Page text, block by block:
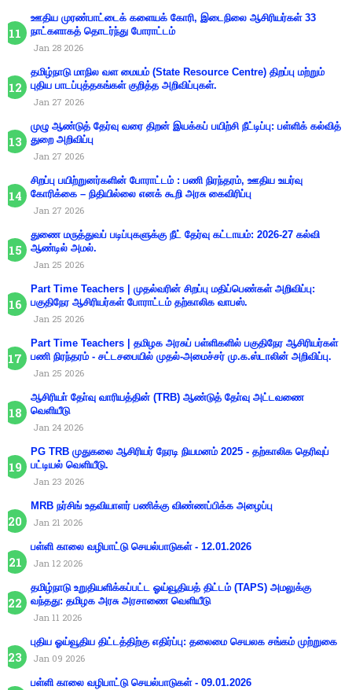
ஊதிய முரண்பாட்டைக் களையக் கோரி, இடைநிலை ஆசிரியர்கள் 33
நாட்களாகத் தொடர்ந்து போராட்டம்
Jan 28 2026
தமிழ்நாடு மாநில வள மையம் (State Resource Centre) திறப்பு மற்றும்
புதிய பாடப்புத்தகங்கள் குறித்த அறிவிப்புகள்.
Jan 27 2026
முழு ஆண்டுத் தேர்வு வரை திறன் இயக்கப் பயிற்சி நீட்டிப்பு: பள்ளிக் கல்வித்
துறை அறிவிப்பு
Jan 27 2026
சிறப்பு பயிற்றுனர்களின் போராட்டம் : பணி நிரந்தரம், ஊதிய உயர்வு
கோரிக்கை – நிதியில்லை எனக் கூறி அரசு கைவிரிப்பு
Jan 27 2026
துணை மருத்துவப் படிப்புகளுக்கு நீட் தேர்வு கட்டாயம்: 2026-27 கல்வி
ஆண்டில் அமல்.
Jan 25 2026
Part Time Teachers | முதல்வரின் சிறப்பு மதிப்பெண்கள் அறிவிப்பு:
பகுதிநேர ஆசிரியர்கள் போராட்டம் தற்காலிக வாபஸ்.
Jan 25 2026
Part Time Teachers | தமிழக அரசுப் பள்ளிகளில் பகுதிநேர ஆசிரியர்கள்
பணி நிரந்தரம் - சட்டசபையில் முதல்-அமைச்சர் மு.க.ஸ்டாலின் அறிவிப்பு.
Jan 25 2026
ஆசிரியா் தோ்வு வாரியத்தின் (TRB) ஆண்டுத் தோ்வு அட்டவணை
வெளியீடு
Jan 24 2026
PG TRB முதுகலை ஆசிரியர் நேரடி நியமனம் 2025 - தற்காலிக தெரிவுப்
பட்டியல் வெளியீடு.
Jan 23 2026
MRB நர்சிங் உதவியாளர் பணிக்கு விண்ணப்பிக்க அழைப்பு
Jan 21 2026
பள்ளி காலை வழிபாட்டு செயல்பாடுகள் - 12.01.2026
Jan 12 2026
தமிழ்நாடு உறுதியளிக்கப்பட்ட ஓய்வூதியத் திட்டம் (TAPS) அமலுக்கு
வந்தது: தமிழக அரசு அரசாணை வெளியீடு
Jan 11 2026
புதிய ஓய்வூதிய திட்டத்திற்கு எதிர்ப்பு: தலைமை செயலக சங்கம் முற்றுகை
Jan 09 2026
பள்ளி காலை வழிபாட்டு செயல்பாடுகள் - 09.01.2026